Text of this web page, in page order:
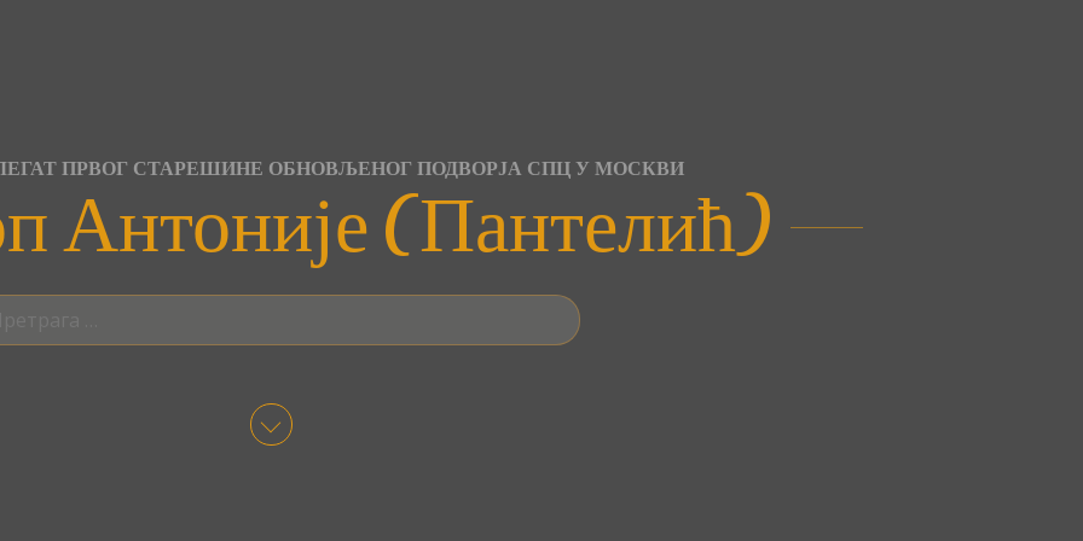
ПРВОГ СТАРЕШИНЕ ОБНОВЉЕНОГ ПОДВОРЈА СПЦ У МОСКВИ
Антоније (Пантелић)